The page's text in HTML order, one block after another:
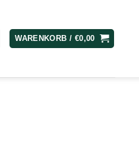
WARENKORB / €0,00